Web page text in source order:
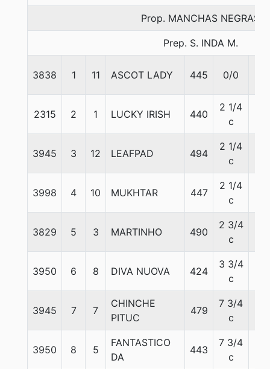
Prop. MANCHAS NEGRAS
Prep. S. INDA M.
3838 1 11 ASCOT LADY 445 0/0
2315 2 1 LUCKY IRISH 440
2 1/4
c
3945 3 12 LEAFPAD 494
2 1/4
c
3998 4 10 MUKHTAR 447
2 1/4
c
3829 5 3 MARTINHO 490
2 3/4
c
3950 6 8 DIVA NUOVA 424
3 3/4
c
3945 7 7
CHINCHE
PITUC
479
7 3/4
c
3950 8 5
FANTASTICO
DA
443
7 3/4
c